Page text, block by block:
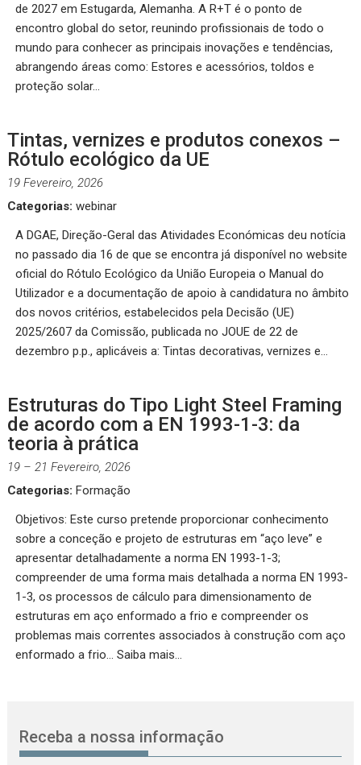
de 2027 em Estugarda, Alemanha. A R+T é o ponto de
encontro global do setor, reunindo profissionais de todo o
mundo para conhecer as principais inovações e tendências,
abrangendo áreas como: Estores e acessórios, toldos e
proteção solar…
Tintas, vernizes e produtos conexos –
Rótulo ecológico da UE
19 Fevereiro, 2026
Categorias: webinar
A DGAE, Direção-Geral das Atividades Económicas deu notícia
no passado dia 16 de que se encontra já disponível no website
oficial do Rótulo Ecológico da União Europeia o Manual do
Utilizador e a documentação de apoio à candidatura no âmbito
dos novos critérios, estabelecidos pela Decisão (UE)
2025/2607 da Comissão, publicada no JOUE de 22 de
dezembro p.p., aplicáveis a: Tintas decorativas, vernizes e…
Estruturas do Tipo Light Steel Framing
de acordo com a EN 1993-1-3: da
teoria à prática
19 – 21 Fevereiro, 2026
Categorias: Formação
Objetivos: Este curso pretende proporcionar conhecimento
sobre a conceção e projeto de estruturas em “aço leve” e
apresentar detalhadamente a norma EN 1993-1-3;
compreender de uma forma mais detalhada a norma EN 1993-
1-3, os processos de cálculo para dimensionamento de
estruturas em aço enformado a frio e compreender os
problemas mais correntes associados à construção com aço
enformado a frio… Saiba mais…
Receba a nossa informação